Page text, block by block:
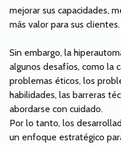
mejorar sus capacidades,
más valor para sus clientes.
Sin embargo, la
algunos desafíos, como la
problemas éticos, los
habilidades, las barreras
abordarse con cuidado.
Por lo tanto, los
un enfoque estratégico